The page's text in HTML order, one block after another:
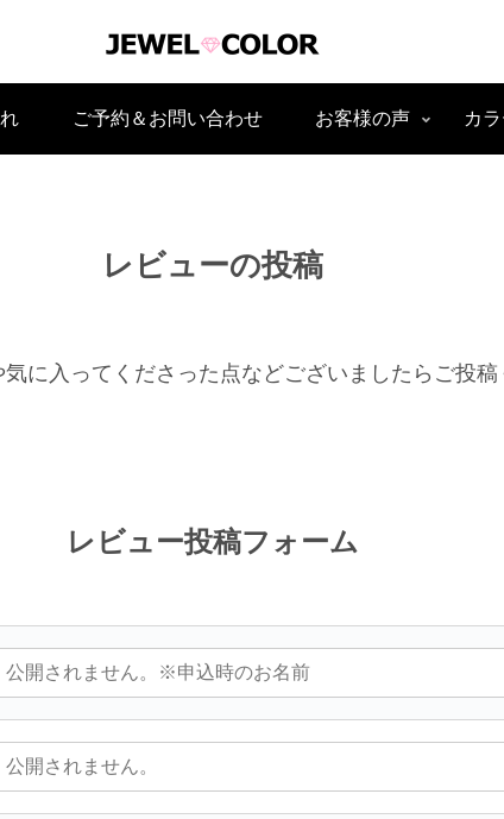
ご予約＆お問い合わせ お客様の声 カ
レビューの投稿
に入ってくださった点などございましたらご投稿
レビュー投稿フォーム